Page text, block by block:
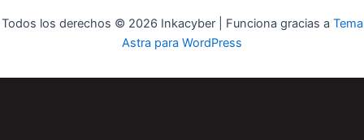
Todos los derechos © 2026 Inkacyber | Funciona gracias a Tema
Astra para WordPress